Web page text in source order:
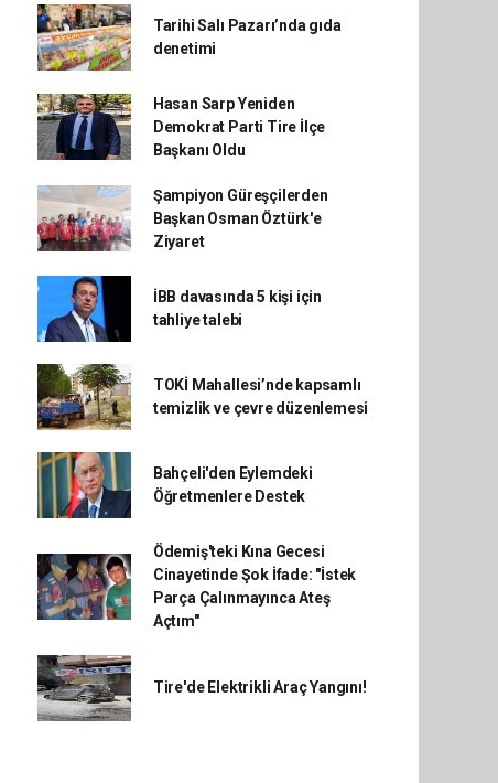
Tarihi Salı Pazarı’nda gıda
denetimi
Hasan Sarp Yeniden
Demokrat Parti Tire İlçe
Başkanı Oldu
Şampiyon Güreşçilerden
Başkan Osman Öztürk'e
Ziyaret
İBB davasında 5 kişi için
tahliye talebi
TOKİ Mahallesi’nde kapsamlı
temizlik ve çevre düzenlemesi
Bahçeli'den Eylemdeki
Öğretmenlere Destek
Ödemiş'teki Kına Gecesi
Cinayetinde Şok İfade: "İstek
Parça Çalınmayınca Ateş
Açtım"
Tire'de Elektrikli Araç Yangını!